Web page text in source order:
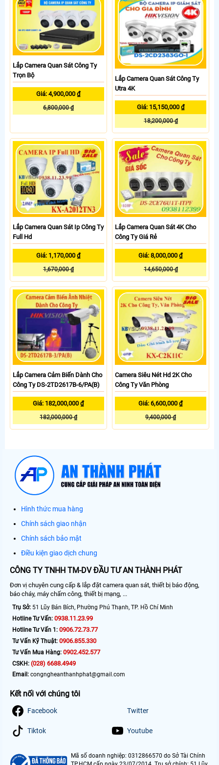
Lắp Camera Quan Sát Công Ty
Trọn Bộ
Giá: 4,900,000 ₫
6,800,000 ₫
Lắp Camera Quan Sát Công Ty
Utra 4K
Giá: 15,150,000 ₫
18,200,000 ₫
Lắp Camera Quan Sát Ip Công Ty
Full Hd
Giá: 1,170,000 ₫
1,670,000 ₫
Lắp Camera Quan Sát 4K Cho
Công Ty Giá Rẻ
Giá: 8,000,000 ₫
14,650,000 ₫
Lắp Camera Cảm Biến Dành Cho
Công Ty DS-2TD2617B-6/PA(B)
Giá: 182,000,000 ₫
182,000,000 ₫
Camera Siêu Nét Hd 2K Cho
Công Ty Văn Phòng
Giá: 6,600,000 ₫
9,400,000 ₫
Hình thức mua hàng
Chính sách giao nhận
Chính sách bảo mật
Điều kiện giao dịch chung
CÔNG TY TNHH TM-DV ĐẦU TƯ AN THÀNH PHÁT
Đơn vị chuyên cung cấp & lắp đặt camera quan sát, thiết bị báo động,
báo cháy, máy chấm công, thiết bị mạng, ...
Trụ Sở: 51 Lũy Bán Bích, Phường Phú Thạnh, TP. Hồ Chí Minh
Hotline Tư Vấn: 0938.11.23.99
Hotline Tư Vấn 1: 0906.72.73.77
Tư Vấn Kỹ Thuật: 0906.855.330
Tư Vấn Mua Hàng: 0902.452.577
CSKH: (028) 6688.4949
Email: congngheanthanhphat@gmail.com
Kết nối với chúng tôi
Facebook Twitter
Tiktok Youtube
Mã số doanh nghiệp: 0312866570 do Sở Tài Chính